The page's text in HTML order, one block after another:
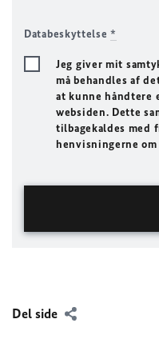
Databeskyttelse*
Jeg giver mit
må behandles af
at kunne håndtere
websiden. Dette
tilbagekaldes med
henvisningerne
Del side